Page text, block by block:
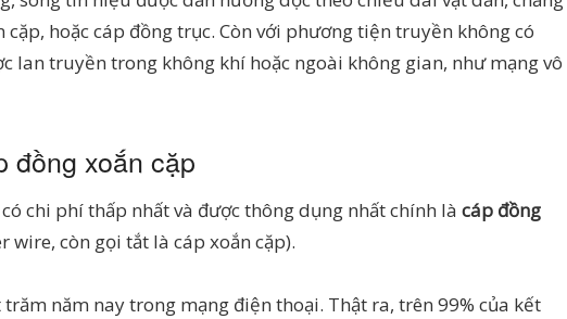
hoặc cáp đồng trục. Còn với phương tiện truyền không có
lan truyền trong không khí hoặc ngoài không gian, như mạng vô
đồng xoắn cặp
chi phí thấp nhất và được thông dụng nhất chính là cáp đồng
còn gọi tắt là cáp xoắn cặp).
năm nay trong mạng điện thoại. Thật ra, trên 99% của kết